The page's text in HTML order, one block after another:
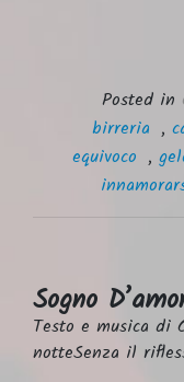
Posted in
birreria ,
equivoco ,
Sogno
Testo e musica di
notteSenza il